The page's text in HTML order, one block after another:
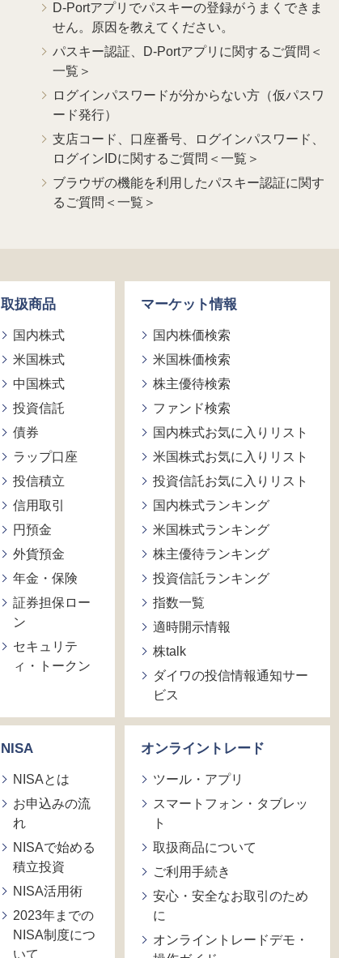
D-Portアプリでパスキーの登録がうまくできま
せん。原因を教えてください。
パスキー認証、D-Portアプリに関するご質問＜
一覧＞
ログインパスワードが分からない方（仮パスワ
ード発行）
支店コード、口座番号、ログインパスワード、
ログインIDに関するご質問＜一覧＞
ブラウザの機能を利用したパスキー認証に関す
るご質問＜一覧＞
取扱商品
国内株式
米国株式
中国株式
投資信託
債券
ラップ口座
投信積立
信用取引
円預金
外貨預金
年金・保険
証券担保ロー
ン
セキュリテ
ィ・トークン
NISA
NISAとは
お申込みの流
れ
NISAで始める
積立投資
NISA活用術
2023年までの
NISA制度につ
いて
マーケット情報
国内株価検索
米国株価検索
株主優待検索
ファンド検索
国内株式お気に入りリスト
米国株式お気に入りリスト
投資信託お気に入りリスト
国内株式ランキング
米国株式ランキング
株主優待ランキング
投資信託ランキング
指数一覧
適時開示情報
株talk
ダイワの投信情報通知サー
ビス
オンライントレード
ツール・アプリ
スマートフォン・タブレッ
ト
取扱商品について
ご利用手続き
安心・安全なお取引のため
に
オンライントレードデモ・